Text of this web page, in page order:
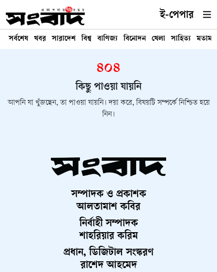
ই-পেপার
সর্বশেষ খবর সারাদেশ বিশ্ব বাণিজ্য বিনোদন খেলা সাহিত্য মতামত
৪০৪
কিছু পাওয়া যায়নি
আপনি যা খুঁজছেন, তা পাওয়া যায়নি। দয়া করে, বিষয়টি সম্পর্কে নিশ্চিত হয়ে
নিন।
সম্পাদক ও প্রকাশক
আলতামাশ কবির
নির্বাহী সম্পাদক
শাহরিয়ার করিম
প্রধান, ডিজিটাল সংস্করণ
রাশেদ আহমেদ